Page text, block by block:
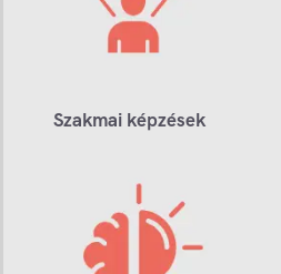
Szakmai képzések